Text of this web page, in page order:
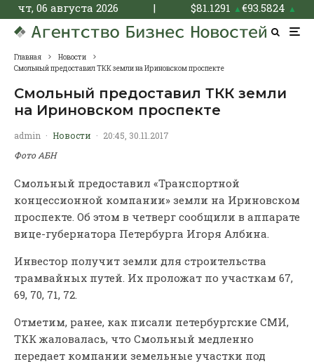
чт, 06 августа 2026 | $81.1291 ▲€93.5824 ▲
Главная
Новости
Смольный предоставил ТКК земли на Ириновском проспекте
Смольный предоставил ТКК земли
на Ириновском проспекте
admin · Новости · 20:45, 30.11.2017
Фото АБН
Смольный предоставил «Транспортной
концессионной компании» земли на Ириновском
проспекте. Об этом в четверг сообщили в аппарате
вице-губернатора Петербурга Игоря Албина.
Инвестор получит земли для строительства
трамвайных путей. Их проложат по участкам 67,
69, 70, 71, 72.
Отметим, ранее, как писали петербургские СМИ,
ТКК жаловалась, что Смольный медленно
передает компании земельные участки под